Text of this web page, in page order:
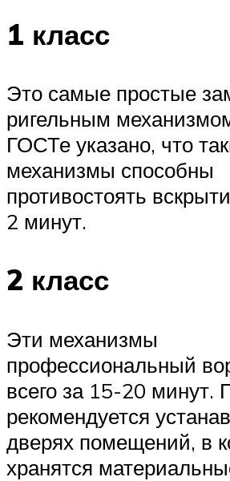
1 класс
Это самые простые
ригельным
ГОСТе указано, что
механизмы способны
противостоять
2 минут.
2 класс
Эти механизмы
профессиональный
всего за 15-20 минут.
рекомендуется
дверях помещений, в
хранятся